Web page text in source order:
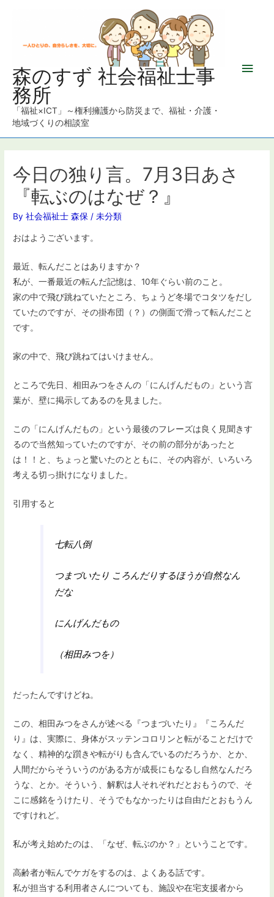
森のすず 社会福祉士事
務所
「福祉×ICT」～権利擁護から防災まで、福祉・介護・
地域づくりの相談室
メ
今日の独り言。7月3日あさ
『転ぶのはなぜ？』
By社会福祉士 森保 /未分類
おはようございます。
最近、転んだことはありますか？
私が、一番最近の転んだ記憶は、10年ぐらい前のこと。
家の中で飛び跳ねていたところ、ちょうど冬場でコタツをだし
ていたのですが、その掛布団（？）の側面で滑って転んだこと
です。
家の中で、飛び跳ねてはいけません。
ところで先日、相田みつをさんの「にんげんだもの」という言
葉が、壁に掲示してあるのを見ました。
この「にんげんだもの」という最後のフレーズは良く見聞きす
るので当然知っていたのですが、その前の部分があったと
は！！と、ちょっと驚いたのとともに、その内容が、いろいろ
考える切っ掛けになりました。
引用すると
七転八倒
つまづいたり ころんだりするほうが自然なん
だな
にんげんだもの
（相田みつを）
だったんですけどね。
この、相田みつをさんが述べる『つまづいたり』『ころんだ
り』は、実際に、身体がスッテンコロリンと転がることだけで
なく、精神的な躓きや転がりも含んでいるのだろうか、とか、
人間だからそういうのがある方が成長にもなるし自然なんだろ
うな、とか。そういう、解釈は人それぞれだとおもうので、そ
こに感銘をうけたり、そうでもなかったりは自由だとおもうん
ですけれど。
私が考え始めたのは、「なぜ、転ぶのか？」ということです。
高齢者が転んでケガをするのは、よくある話です。
私が担当する利用者さんについても、施設や在宅支援者から